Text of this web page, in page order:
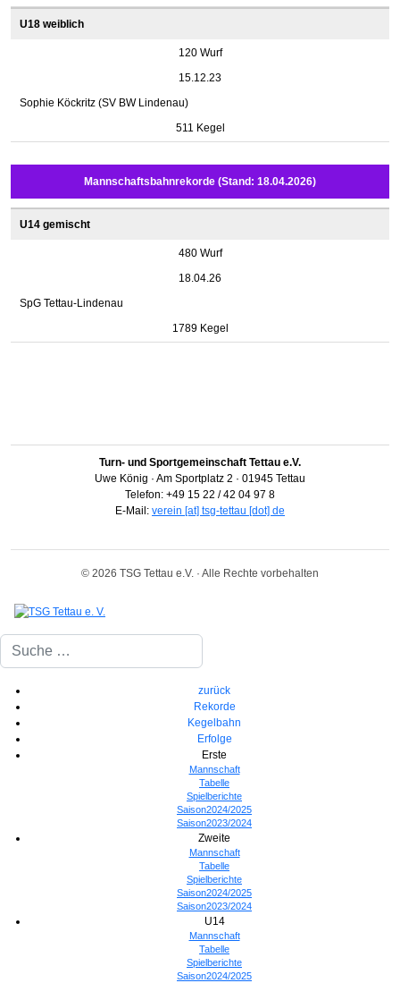
U18 weiblich
120 Wurf
15.12.23
Sophie Köckritz (SV BW Lindenau)
511 Kegel
Mannschaftsbahnrekorde (Stand: 18.04.2026)
U14 gemischt
480 Wurf
18.04.26
SpG Tettau-Lindenau
1789 Kegel
Turn- und Sportgemeinschaft Tettau e.V.
Uwe König · Am Sportplatz 2 · 01945 Tettau
Telefon: +49 15 22 / 42 04 97 8
E-Mail: verein [at] tsg-tettau [dot] de
© 2026 TSG Tettau e.V. · Alle Rechte vorbehalten
zurück
Rekorde
Kegelbahn
Erfolge
Erste
Mannschaft
Tabelle
Spielberichte
Saison2024/2025
Saison2023/2024
Zweite
Mannschaft
Tabelle
Spielberichte
Saison2024/2025
Saison2023/2024
U14
Mannschaft
Tabelle
Spielberichte
Saison2024/2025